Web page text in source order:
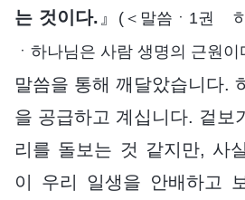
는 것이다. 』 (＜말씀ㆍ1권
ㆍ하나님은 사람 생명의 근원
말씀을 통해 깨달았습니다.
을 공급하고 계십니다. 겉보
리를 돌보는 것 같지만, 사
이 우리 일생을 안배하고